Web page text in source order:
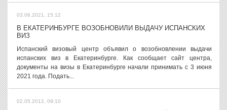
03.06.2021, 15:12
В ЕКАТЕРИНБУРГЕ ВОЗОБНОВИЛИ ВЫДАЧУ ИСПАНСКИХ
ВИЗ
Испанский визовый центр объявил о возобновлении выдачи
испанских виз в Екатеринбурге. Как сообщает сайт центра,
документы на визы в Екатеринбурге начали принимать с 3 июня
2021 года. Подать...
02.05.2012, 09:10